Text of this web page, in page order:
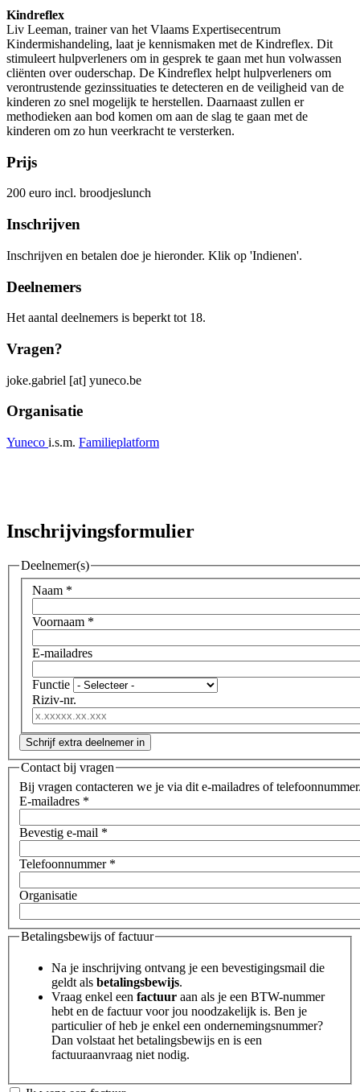
Kindreflex
Liv Leeman, trainer van het Vlaams Expertisecentrum
Kindermishandeling, laat je kennismaken met de Kindreflex. Dit
stimuleert hulpverleners om in gesprek te gaan met hun volwassen
cliënten over ouderschap. De Kindreflex helpt hulpverleners om
verontrustende gezinssituaties te detecteren en de veiligheid van de
kinderen zo snel mogelijk te herstellen. Daarnaast zullen er
methodieken aan bod komen om aan de slag te gaan met de
kinderen om zo hun veerkracht te versterken.
Prijs
200 euro incl. broodjeslunch
Inschrijven
Inschrijven en betalen doe je hieronder. Klik op 'Indienen'.
Deelnemers
Het aantal deelnemers is beperkt tot 18.
Vragen?
joke.gabriel [at] yuneco.be
Organisatie
Yuneco i.s.m. Familieplatform
Inschrijvingsformulier
Deelnemer(s)
Naam *
Voornaam *
E-mailadres
Functie
Riziv-nr.
Contact bij vragen
Bij vragen contacteren we je via dit e-mailadres of
E-mailadres *
Bevestig e-mail *
Telefoonnummer *
Organisatie
Betalingsbewijs of factuur
Na je inschrijving ontvang je een bevestigingsmail die
geldt als betalingsbewijs.
Vraag enkel een factuur aan als je een BTW-nummer
hebt en de factuur voor jou noodzakelijk is. Ben je
particulier of heb je enkel een ondernemingsnummer?
Dan volstaat het betalingsbewijs en is een
factuuraanvraag niet nodig.